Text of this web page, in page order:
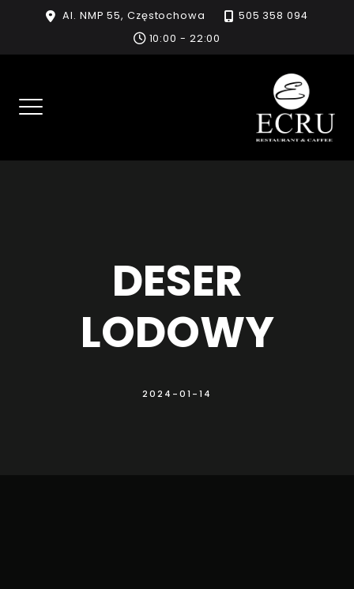
content
Al. NMP 55, Częstochowa
505 358 094
10:00 - 22:00
DESER
LODOWY
2024-01-14